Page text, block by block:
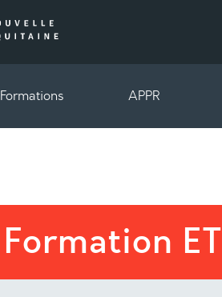
Formations APPR
Formation